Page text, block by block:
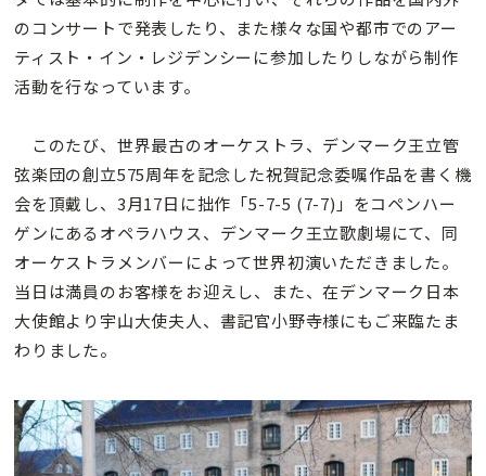
のコンサートで発表したり、また様々な国や都市でのアー
ティスト・イン・レジデンシーに参加したりしながら制作
活動を行なっています。
このたび、世界最古のオーケストラ、デンマーク王立管
弦楽団の創立575周年を記念した祝賀記念委嘱作品を書く機
会を頂戴し、3月17日に拙作「5-7-5 (7-7)」をコペンハー
ゲンにあるオペラハウス、デンマーク王立歌劇場にて、同
オーケストラメンバーによって世界初演いただきました。
当日は満員のお客様をお迎えし、また、在デンマーク日本
大使館より宇山大使夫人、書記官小野寺様にもご来臨たま
わりました。